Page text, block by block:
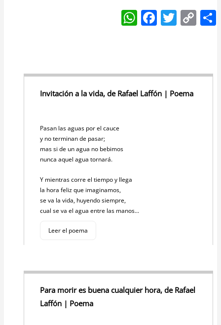
W
h
A
p
F
a
b
o
T
w
C
o
Li
Invitación a la vida, de Rafael Laffón | Poema
Pasan las aguas por el cauce
y no terminan de pasar;
mas si de un agua no bebimos
nunca aquel agua tornará.
Y mientras corre el tiempo y llega
la hora feliz que imaginamos,
se va la vida, huyendo siempre,
cual se va el agua entre las manos...
Leer el poema
Para morir es buena cualquier hora, de Rafael
Laffón | Poema